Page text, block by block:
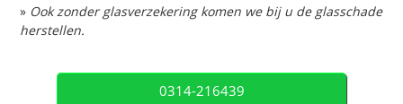
» Ook zonder glasverzekering komen we bij u de glasschade
herstellen.
0314-216439